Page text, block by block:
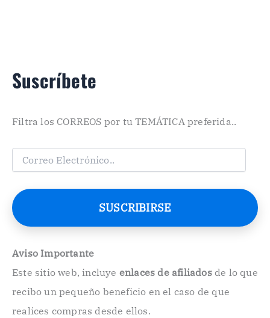
Suscríbete
Filtra los CORREOS por tu TEMÁTICA preferida..
C
e
o
e
t
ó
n
SUSCRIBIRSE
Aviso Importante
Este sitio web, incluye enlaces de afiliadosde lo que
recibo un pequeño beneficio en el caso de que
realices compras desde ellos.